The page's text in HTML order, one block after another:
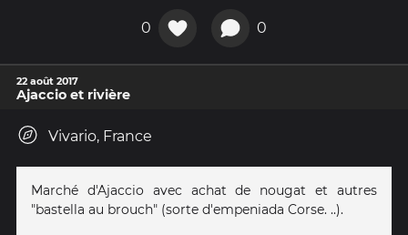
0 0
22 août 2017
Ajaccio et rivière
Vivario, France
Marché d'Ajaccio avec achat de nougat et autres
"bastella au brouch" (sorte d'empeniada Corse. ..).